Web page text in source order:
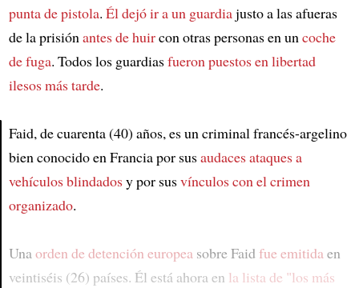
Article
punta de pistola. Él dejó ir a un guardiajusto a las afueras
de la prisiónantes de huircon otras personas en uncoche
de fuga. Todos los guardiasfueron puestos en libertad
ilesos más tarde.
Faid, de cuarenta (40) años, es un criminal francés-argelino
bien conocido en Francia por susaudaces ataques a
vehículos blindadosy por susvínculos con el crimen
organizado.
Unaorden de detención europeasobre Faid fue emitidaen
veintiséis (26) países. Él está ahora en la lista de "los más